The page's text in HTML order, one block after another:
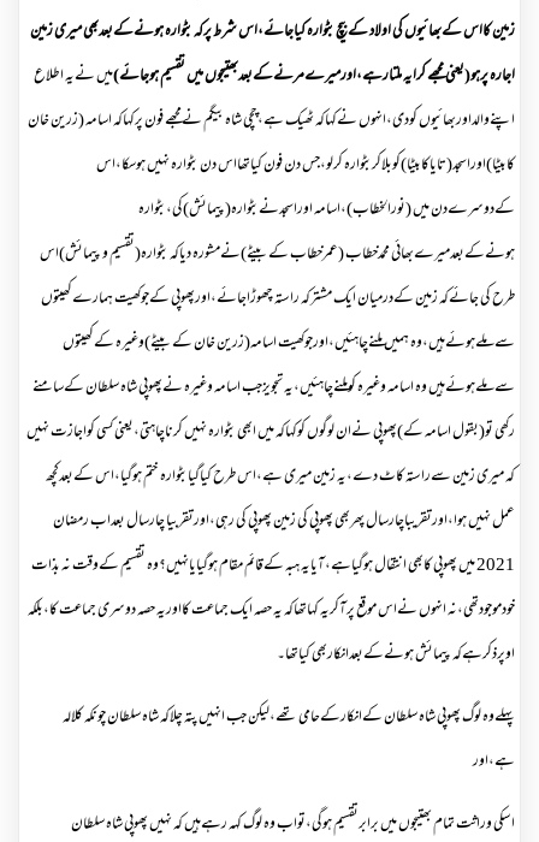
زمین کااس کےبھائیوں کی اولاد کےبیچ بٹوارہ کیاجائے،اس شرط پرکہ بٹوارہ ہونےکےبعدبھی میری زمین
اجارہ پرہو(یعنی مجھے کرایہ ملتارہے،اورمیرےمرنےکےبعدبھتیجوں میں تقسیم ہوجائے)میں نےیہ اطلاع
اپنےوالداوربھائیوں کودی،انہوں نےکہاکہ ٹھیک ہے،چچی شاہ بیگم نےمجھے فون پرکہاکہ اسامہ (زرین خان
کابیٹا)اوراسجد(تایاکابیٹا)کوبلاکربٹوارہ کرلو،جس دن فون کیاتھااس دن بٹوارہ نہیں ہوسکا،اس
کےدوسرےدن میں (نورالخطاب)،اسامہ اوراسجدنےبٹوارہ(پیمائش)کی،بٹوارہ
ہونےکےبعدمیرےبھائی محمدخطاب (عمرخطاب کےبیٹے)نےمشورہ دیاکہ بٹوارہ(تقسیم و پیمائش)اس
طرح کی جائےکہ زمین کےدرمیان ایک مشترکہ راستہ چھوڑاجائے،اورپھوپی کےجوکھیت ہمارےکھیتوں
سےملےہوئےہیں،وہ ہمیں ملنےچاہئیں،اورجوکھیت اسامہ(زرین خان کےبیٹے)وغیرہ کےکھیتوں
سےملےہوئےہیں وہ اسامہ وغیرہ کوملنےچاہئیں،یہ تجویزجب اسامہ وغیرہ نےپھوپی شاہ سلطان کےسامنے
رکھی تو(بقول اسامہ کے)پھوپی نےان لوگوں کوکہاکہ میں ابھی بٹوارہ نہیں کرناچاہتی،یعنی کسی کواجازت نہیں
کہ میری زمین سےراستہ کاٹ دے،یہ زمین میری ہے،اس طرح کیاگیابٹوارہ ختم ہوگیا،اس کےبعدکچھ
عمل نہیں ہوا،اورتقریباچارسال پھربھی پھوپی کی زمین پھوپی کی رہی،اورتقربیا چارسال بعداب رمضان
2021 میں پھوپی کابھی انتقال ہوگیاہے،آیایہ ہبہ کےقائم مقام ہوگیایانہیں؟وہ تقسیم کےوقت نہ بذات
خودموجودتھی،نہ انہوں نےاس موقع پرآکریہ کہاتھاکہ یہ حصہ ایک جماعت کااوریہ حصہ دوسری جماعت کا،بلکہ
اوپرذکرہےکہ پیمائش ہونےکےبعدانکاربھی کیاتھا۔
پہلےوہ لوگ پھوپی شاہ سلطان کےانکارکےحامی تھے،لیکن جب انہیں پتہ چلاکہ شاہ سلطان چونکہ کلالہ
ہے،اور
ا سکی وراثت تمام بھتیجوں میں برابرتقسیم ہوگی،تواب وہ لوگ کہہ رہےہیں کہ نہیں پھوپی شاہ سلطان